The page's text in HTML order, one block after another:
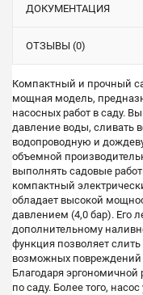
ДОКУМЕНТАЦИЯ
ОТЗЫВЫ (0)
Компактный и прочный
мощная модель,
насосных работ в саду.
давление воды, сливать
водопроводную и
объемной
выполнять садовые
компактный
обладает высокой
давлением (4,0 бар). Его
дополнительному
функция позволяет
возможных
Благодаря эргономичной
по саду. Более того,